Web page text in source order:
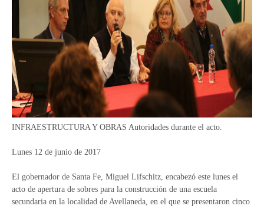
INFRAESTRUCTURA Y OBRAS Autoridades durante el acto.
Lunes 12 de junio de 2017
El gobernador de Santa Fe, Miguel Lifschitz, encabezó este lunes el
acto de apertura de sobres para la construcción de una escuela
secundaria en la localidad de Avellaneda, en el que se presentaron cinco